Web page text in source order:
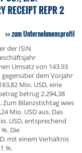
RECEIPT REPR 2
zum Unternehmensprofil
der ISIN
Umsatz von 143,93
gegenüber dem Vorjahr
Mio. USD, eine
betrug 2.294,38
Zum Bilanzstichtag wies
Mio. USD aus. Das
USD, entsprechend
Die
mit einem Verhältnis
%.